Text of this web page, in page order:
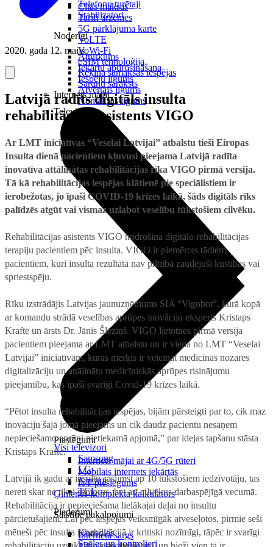
Citas maksas
Tarifi ārzemēs
5G pārklājuma karte
VoLTE
VoWi-Fi
eSIM tehnoloģija
Rēķina samaksas iespējas
Sarunu saraksts
Internets mājai
Pieslēgumi
Internets mājai ar 4G/5G rūteri
Mobilais internets iekārtās
IoT pieslēgums
Ģimenes komplekta kalkulators
Saistītie pakalpojumi
Interneta sargs
Telefonu turētaji
Stabilizatori
Noderīgi
Atpirkums
Iekārtu apdrošināšana
Iespēju līgums
Atvērtais līgums
Nomaksas līgums
Televizori
Visi televizori
Samsung
LG
Xiaomi
TCL
Piederumi
Konsoles
Spēles un kontrolieri
2020. gada 12. maijs
Latvijā radīts digitāls insulta
rehabilitācijas asistents VIGO
Ar LMT iniciatīvas “Veselai Latvijai” atbalstu tieši Eiropas
Insulta dienā pacientiem kļuvusi pieejama Latvijā radīta
inovatīva attālinātas rehabilitācijas rīka VIGO pirmā versija.
Tā kā rehabilitācijas iespējas klātienē pie speciālistiem ir
ierobežotas, jo īpaši COVID-19 krīzes laikā, šāds digitāls rīks
palīdzēs atgūt vai vismaz uzlabot veselību tūkstošiem cilvēku.
Rehabilitācijas asistents VIGO nodrošina digitālo rehabilitācijas
terapiju pacientiem pēc insulta. VIGO ir piemērots tādiem
pacientiem, kuri insulta rezultātā nav pilnībā zaudējuši kustības vai
spriestspēju.
Rīku izstrādājis Latvijas jaunuzņēmums SIA “Vigobot”, kurā kopā
ar komandu strādā veselības aprūpes inovāciju eksperts Kristaps
Krafte un ārsts Dr. Jānis Šlēziņš. VIGO lietotnes pirmā versija
pacientiem pieejama ar LMT atbalstu un ir viena no LMT “Veselai
Latvijai” iniciatīvām, kuras mērķis ir veicināt medicīnas nozares
digitalizāciju un attālinātu medicīniskās aprūpes risinājumu
pieejamību, kas īpaši svarīgi Covid-19 krīzes laikā.
“Pētot insulta rehabilitācijas iespējas, bijām pārsteigti par to, cik maz
inovāciju šajā jomā pieejams un cik daudz pacientu nesaņem
nepieciešamo aprūpi pietiekamā apjomā,” par idejas tapšanu stāsta
Kristaps Krafte.
Latvijā ik gadu ar insultu saslimst ap 10 tūkstošiem iedzīvotāju, tas
nereti skar ne tikai seniorus, bet arī cilvēkus darbaspējīgā vecumā.
Rehabilitācija ir nepieciešama lielākajai daļai no insultu
pārcietušajiem. Lai pēc iespējas veiksmīgāk atveseļotos, pirmie seši
mēneši pēc insulta rehabilitācijā ir kritiski nozīmīgi, tāpēc ir svarīgi